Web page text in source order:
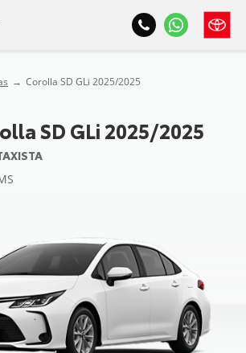
Corolla SD GLi 2025/2025
SD GLi 2025/2025